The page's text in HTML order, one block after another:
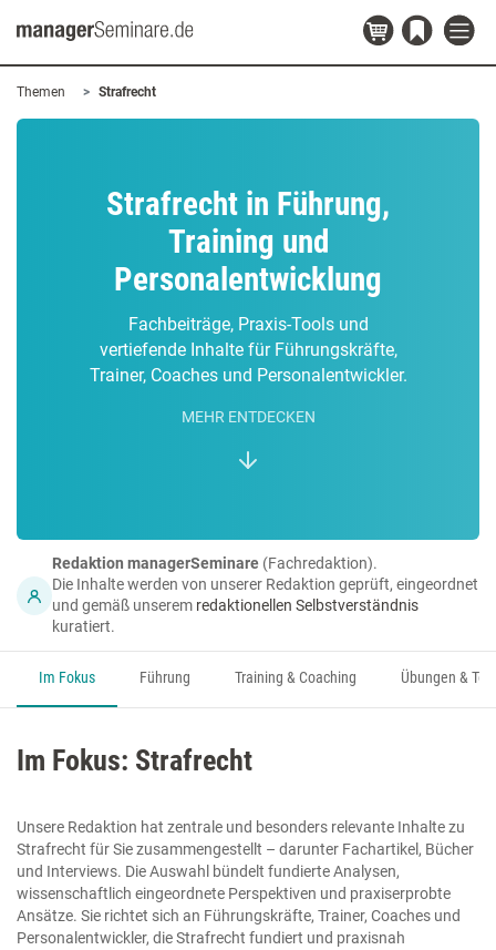
Themen Strafrecht
Strafrecht in Führung,
Training und
Personalentwicklung
Fachbeiträge, Praxis-Tools und
vertiefende Inhalte für Führungskräfte,
Trainer, Coaches und Personalentwickler.
MEHR ENTDECKEN
Redaktion managerSeminare (Fachredaktion).
Die Inhalte werden von unserer Redaktion geprüft, eingeordnet
und gemäß unserem redaktionellen Selbstverständnis
kuratiert.
Im Fokus Führung Training & Coaching Übungen &
Im Fokus: Strafrecht
Unsere Redaktion hat zentrale und besonders relevante Inhalte zu
Strafrecht für Sie zusammengestellt – darunter Fachartikel, Bücher
und Interviews. Die Auswahl bündelt fundierte Analysen,
wissenschaftlich eingeordnete Perspektiven und praxiserprobte
Ansätze. Sie richtet sich an Führungskräfte, Trainer, Coaches und
Personalentwickler, die Strafrecht fundiert und praxisnah